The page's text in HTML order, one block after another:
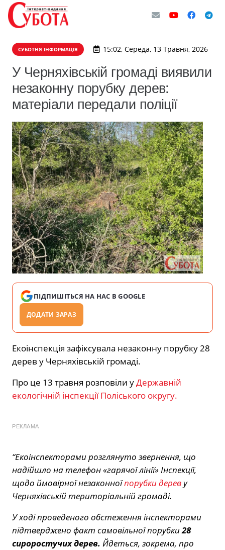
СУБОТНЯ ІНФОРМАЦІЯ 15:02, Середа, 13 Травня, 2026
У Черняхівській громаді виявили
незаконну порубку дерев:
матеріали передали поліції
ПІДПИШІТЬСЯ НА НАС В GOOGLE
ДОДАТИ ЗАРАЗ
Екоінспекція зафіксувала незаконну порубку 28
дерев у Черняхівській громаді.
Про це 13 травня розповіли уДержавній
екологічній інспекції Поліського округу.
РЕКЛАМА
“Екоінспекторами розглянуто звернення, що
надійшло на телефон «гарячої лінії» Інспекції,
щодо ймовірноїнезаконноїпорубки дереву
Черняхівській територіальній громаді.
У ході проведеного обстеження інспекторами
підтверджено факт самовільної порубки28
сироростучих дерев. Йдеться, зокрема, про